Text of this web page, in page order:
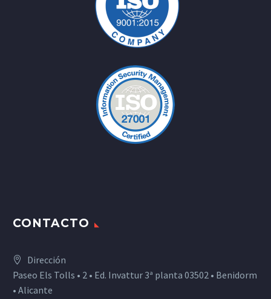
CONTACTO
Dirección
Paseo Els Tolls • 2 • Ed. Invattur 3ª planta 03502 • Benidorm
• Alicante